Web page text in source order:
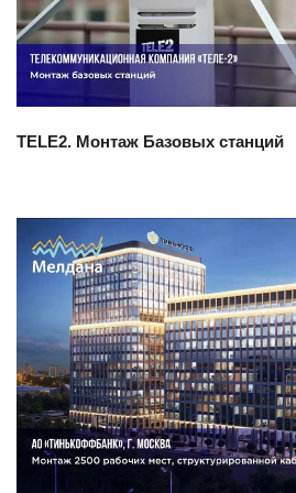
TELE2. Монтаж Базовых станций
Смотреть проект